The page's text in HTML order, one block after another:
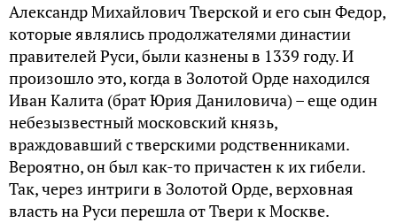
Александр Михайлович Тверской и его сын Федор,
которые являлись продолжателями династии
правителей Руси, были казнены в 1339 году. И
произошло это, когда в Золотой Орде находился
Иван Калита (брат Юрия Даниловича) – еще один
небезызвестный московский князь,
враждовавший с тверскими родственниками.
Вероятно, он был как-то причастен к их гибели.
Так, через интриги в Золотой Орде, верховная
власть на Руси перешла от Твери к Москве.